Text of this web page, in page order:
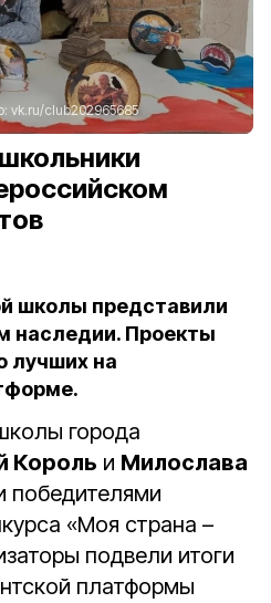
vk.ru/club202965685
школы представили
наследии. Проекты
лучших на
города
Король и Милослава
победителями
«Моя страна –
подвели итоги
платформы